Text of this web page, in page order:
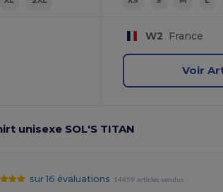
W2 France
Voir
unisexe SOL'S TITAN
sur 16 évaluations 14459 articles vendus